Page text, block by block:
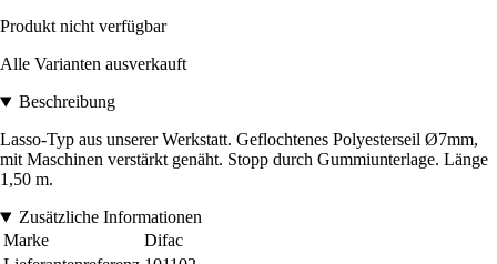
Produkt nicht verfügbar
Alle Varianten ausverkauft
Beschreibung
Lasso-Typ aus unserer Werkstatt. Geflochtenes Polyesterseil Ø7mm,
mit Maschinen verstärkt genäht. Stopp durch Gummiunterlage. Länge
1,50 m.
Zusätzliche Informationen
Marke
Difac